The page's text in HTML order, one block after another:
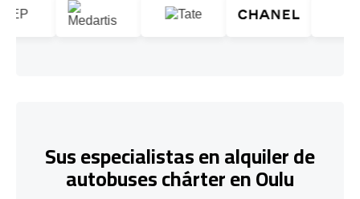
Sus especialistas en alquiler de
autobuses chárter en Oulu